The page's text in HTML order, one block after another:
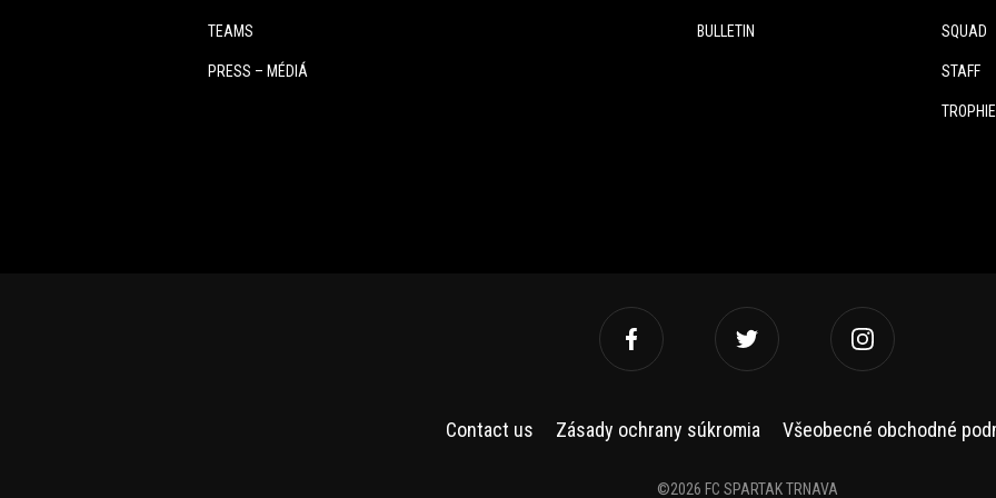
TEAMS
PRESS – MÉDIÁ
BULLETIN SQUAD
STAFF
Contact us Zásady ochrany súkromia Všeobecné obchodné
©2026 FC SPARTAK TRNAVA